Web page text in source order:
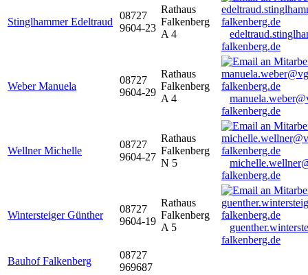
Stinglhammer Edeltraud
08727
9604-23
Rathaus
Falkenberg
A 4
falkenberg.de
Weber Manuela
08727
9604-29
Rathaus
Falkenberg
A 4
falkenberg.de
Wellner Michelle
08727
9604-27
Rathaus
Falkenberg
N 5
falkenberg.de
Wintersteiger Günther
08727
9604-19
Rathaus
Falkenberg
A 5
falkenberg.de
Bauhof Falkenberg
08727
969687